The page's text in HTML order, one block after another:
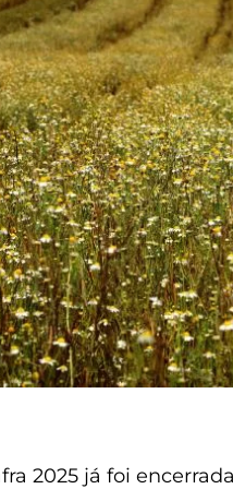
2025 já foi